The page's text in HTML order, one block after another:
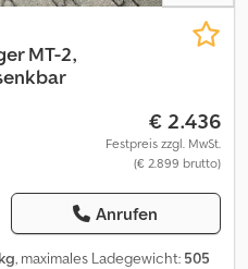
MT-2,
€ 2.436
Festpreis zzgl. MwSt.
(€ 2.899 brutto)
Anrufen
, maximales Ladegewicht: 505